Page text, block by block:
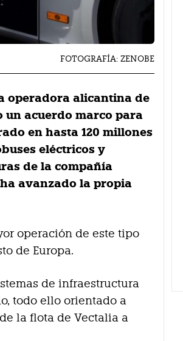
FOTOGRAFÍA: ZENOBE
operadora alicantina de
acuerdo marco para
en hasta 120 millones
eléctricos y
de la compañía
avanzado la propia
operación de este tipo
de Europa.
de infraestructura
todo ello orientado a
la flota de Vectalia a